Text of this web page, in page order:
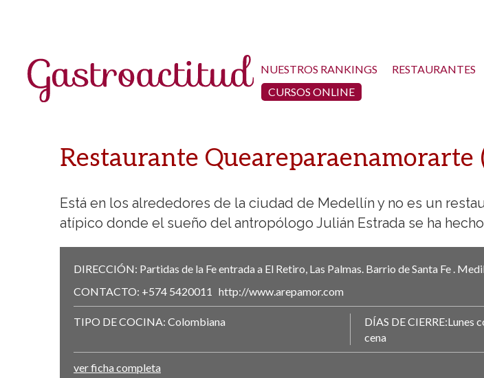
NUESTROS RANKINGS RESTAURANTES
CURSOS ONLINE
Restaurante
Está en los alrededores de la ciudad de Medellín y no es un
atípico donde el sueño del antropólogo Julián Estrada se ha
DIRECCIÓN: Partidas de la Fe entrada a El Retiro, Las Palmas. Barrio de Santa Fe .
CONTACTO: +574 5420011 http://www.arepamor.com
TIPO DE COCINA: Colombiana
DÍAS DE CIERRE:Lunes
cena
ver ficha completa